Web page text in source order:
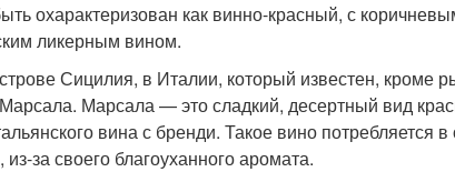
охарактеризован как винно-красный, с
ликерным вином.
Сицилия, в Италии, который известен, кроме
Марсала — это сладкий, десертный вид
вина с бренди. Такое вино потребляется
за своего благоуханного аромата.